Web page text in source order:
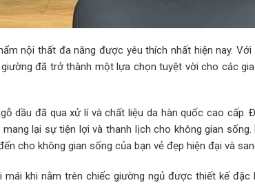
nội thất đa năng được yêu thích nhất hiện nay.
đã trở thành một lựa chọn tuyệt vời cho các
dầu đã qua xử lí và chất liệu da hàn quốc cao cấp.
lại sự tiện lợi và thanh lịch cho không gian
cho không gian sống của bạn vẻ đẹp hiện đại và
khi nằm trên chiếc giường ngủ được thiết kế đặc